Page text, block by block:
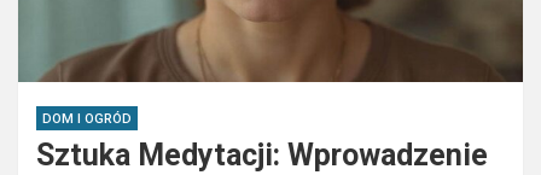
DOM I OGRÓD
Sztuka Medytacji: Wprowadzenie